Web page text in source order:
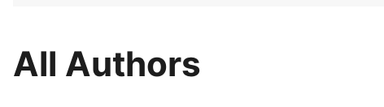
All Authors